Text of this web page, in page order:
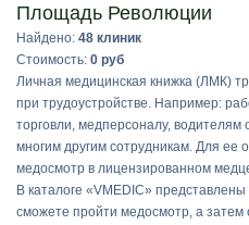
Площадь Революции
Найдено: 48 клиник
Стоимость: 0 руб
Личная медицинская книжка (ЛМК)
при трудоустройстве. Например:
торговли, медперсоналу, водителям
многим другим сотрудникам. Для
медосмотр в лицензированном
В каталоге «VMEDIC»
сможете пройти медосмотр, а